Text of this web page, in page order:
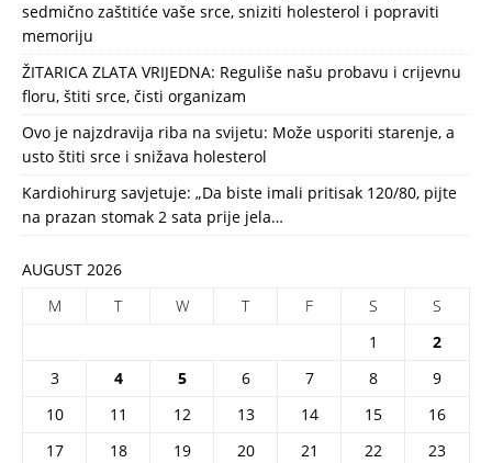
sedmično zaštitiće vaše srce, sniziti holesterol i popraviti
memoriju
ŽITARICA ZLATA VRIJEDNA: Reguliše našu probavu i crijevnu
floru, štiti srce, čisti organizam
Ovo je najzdravija riba na svijetu: Može usporiti starenje, a
usto štiti srce i snižava holesterol
Kardiohirurg savjetuje: „Da biste imali pritisak 120/80, pijte
na prazan stomak 2 sata prije jela…
AUGUST 2026
M
T W T F S
S
1
2
3
4 5 6 7 8
9
10
11 12 13 14 15
16
17
18 19 20 21 22
23